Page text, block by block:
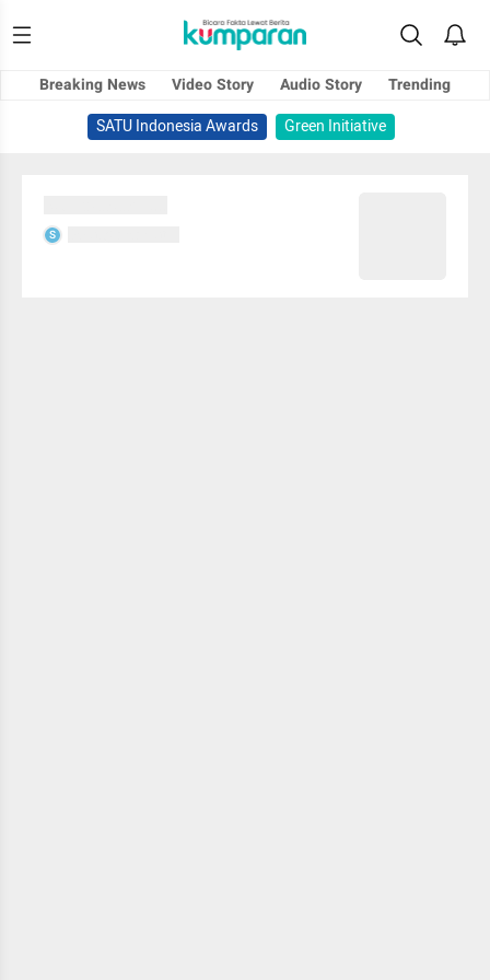
Breaking News Video Story Audio Story
Trending
SATU Indonesia Awards
Green Initiative
S